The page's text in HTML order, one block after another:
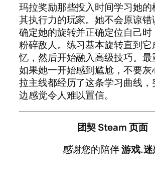
玛拉奖励那些投入时间学习她
其执行力的玩家。她不会原谅
确定她的旋转并正确定位自己时
粉碎敌人。练习基本旋转直到它
忆，然后开始融入高级技巧。最
如果她一开始感到尴尬，不要灰
拉主线都经历了这条学习曲线，
边感觉令人难以置信。
团契 Steam 页面
感谢您的陪伴游戏.